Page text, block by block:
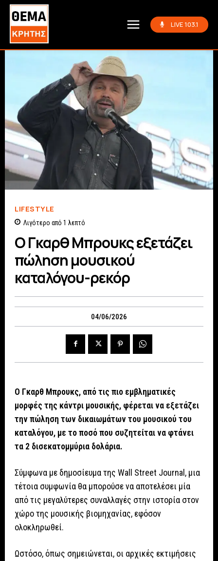
LIVE 103.1
LIFESTYLE
Λιγότερο από 1 λεπτό
Ο Γκαρθ Μπρουκς εξετάζει
πώληση μουσικού
καταλόγου-ρεκόρ
04/06/2026
Ο Γκαρθ Μπρουκς, από τις πιο εμβληματικές
μορφές της κάντρι μουσικής, φέρεται να εξετάζει
την πώληση των δικαιωμάτων του μουσικού του
καταλόγου, με το ποσό που συζητείται να φτάνει
τα 2 δισεκατομμύρια δολάρια.
Σύμφωνα με δημοσίευμα της Wall Street Journal, μια
τέτοια συμφωνία θα μπορούσε να αποτελέσει μία
από τις μεγαλύτερες συναλλαγές στην ιστορία στον
χώρο της μουσικής βιομηχανίας, εφόσον
ολοκληρωθεί.
Ωστόσο, όπως σημειώνεται, οι αρχικές εκτιμήσεις